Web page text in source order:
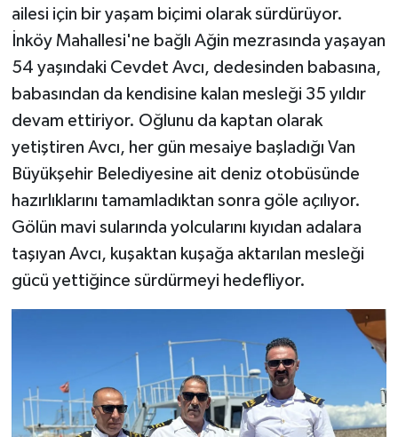
ailesi için bir yaşam biçimi olarak sürdürüyor.
İnköy Mahallesi'ne bağlı Ağin mezrasında yaşayan
54 yaşındaki Cevdet Avcı, dedesinden babasına,
babasından da kendisine kalan mesleği 35 yıldır
devam ettiriyor. Oğlunu da kaptan olarak
yetiştiren Avcı, her gün mesaiye başladığı Van
Büyükşehir Belediyesine ait deniz otobüsünde
hazırlıklarını tamamladıktan sonra göle açılıyor.
Gölün mavi sularında yolcularını kıyıdan adalara
taşıyan Avcı, kuşaktan kuşağa aktarılan mesleği
gücü yettiğince sürdürmeyi hedefliyor.